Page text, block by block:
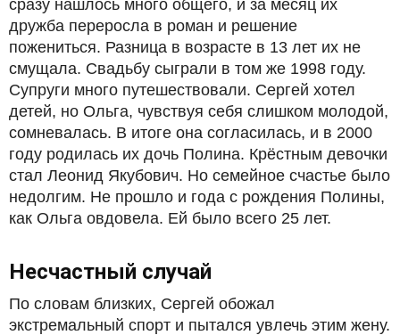
сразу нашлось много общего, и за месяц их
дружба переросла в роман и решение
пожениться. Разница в возрасте в 13 лет их не
смущала. Свадьбу сыграли в том же 1998 году.
Супруги много путешествовали. Сергей хотел
детей, но Ольга, чувствуя себя слишком молодой,
сомневалась. В итоге она согласилась, и в 2000
году родилась их дочь Полина. Крёстным девочки
стал Леонид Якубович. Но семейное счастье было
недолгим. Не прошло и года с рождения Полины,
как Ольга овдовела. Ей было всего 25 лет.
Несчастный случай
По словам близких, Сергей обожал
экстремальный спорт и пытался увлечь этим жену.